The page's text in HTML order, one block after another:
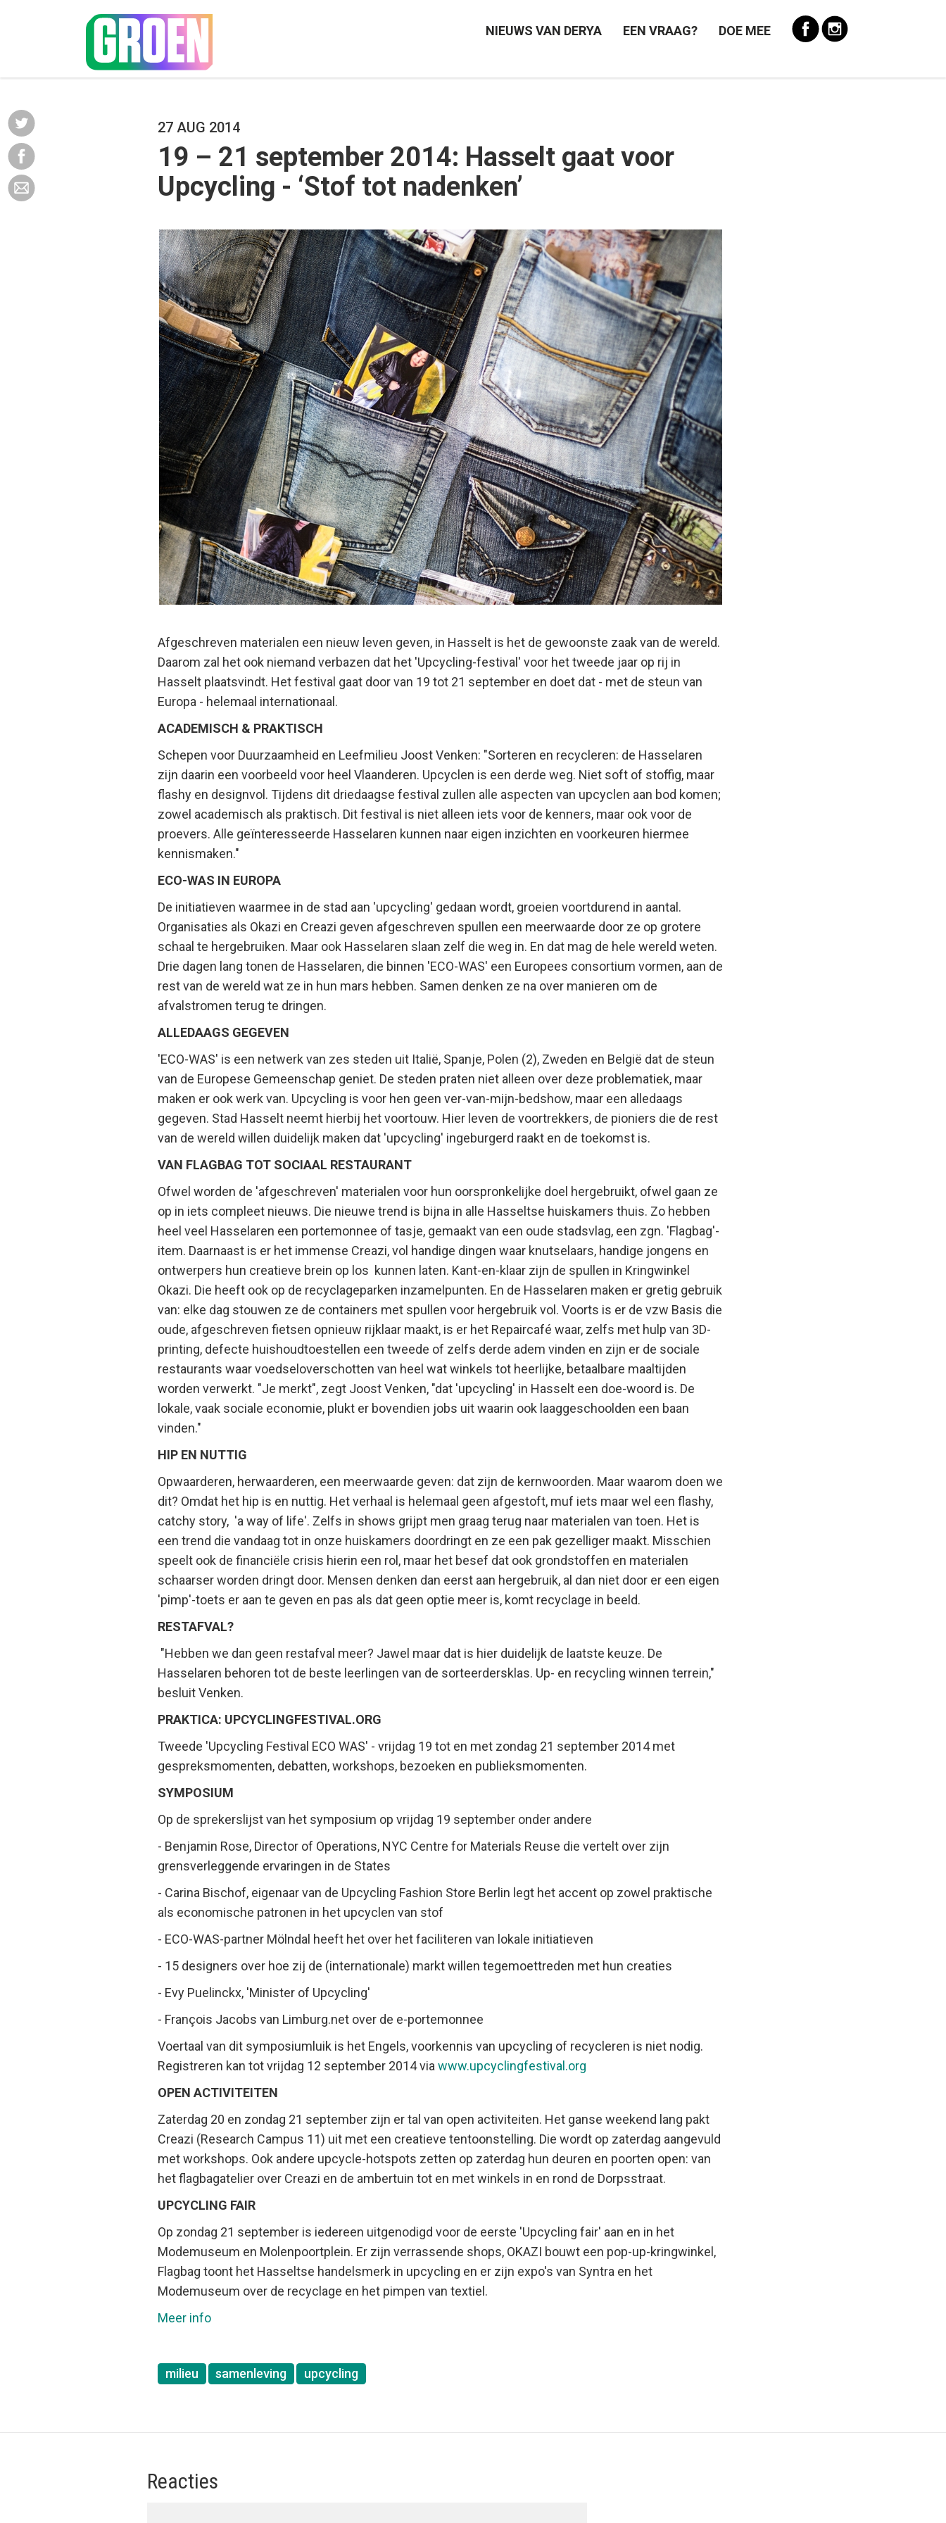
NIEUWS VAN DERYA EEN VRAAG? DOE MEE
27 AUG 2014
19 – 21 september 2014: Hasselt gaat voor
Upcycling - ‘Stof tot nadenken’
Afgeschreven materialen een nieuw leven geven, in Hasselt is het de gewoonste zaak van de wereld.
Daarom zal het ook niemand verbazen dat het 'Upcycling-festival' voor het tweede jaar op rij in
Hasselt plaatsvindt. Het festival gaat door van 19 tot 21 september en doet dat - met de steun van
Europa - helemaal internationaal.
ACADEMISCH & PRAKTISCH
Schepen voor Duurzaamheid en Leefmilieu Joost Venken: "Sorteren en recycleren: de Hasselaren
zijn daarin een voorbeeld voor heel Vlaanderen. Upcyclen is een derde weg. Niet soft of stoffig, maar
flashy en designvol. Tijdens dit driedaagse festival zullen alle aspecten van upcyclen aan bod komen;
zowel academisch als praktisch. Dit festival is niet alleen iets voor de kenners, maar ook voor de
proevers. Alle geïnteresseerde Hasselaren kunnen naar eigen inzichten en voorkeuren hiermee
kennismaken."
ECO-WAS IN EUROPA
De initiatieven waarmee in de stad aan 'upcycling' gedaan wordt, groeien voortdurend in aantal.
Organisaties als Okazi en Creazi geven afgeschreven spullen een meerwaarde door ze op grotere
schaal te hergebruiken. Maar ook Hasselaren slaan zelf die weg in. En dat mag de hele wereld weten.
Drie dagen lang tonen de Hasselaren, die binnen 'ECO-WAS' een Europees consortium vormen, aan de
rest van de wereld wat ze in hun mars hebben. Samen denken ze na over manieren om de
afvalstromen terug te dringen.
ALLEDAAGS GEGEVEN
'ECO-WAS' is een netwerk van zes steden uit Italië, Spanje, Polen (2), Zweden en België dat de steun
van de Europese Gemeenschap geniet. De steden praten niet alleen over deze problematiek, maar
maken er ook werk van. Upcycling is voor hen geen ver-van-mijn-bedshow, maar een alledaags
gegeven. Stad Hasselt neemt hierbij het voortouw. Hier leven de voortrekkers, de pioniers die de rest
van de wereld willen duidelijk maken dat 'upcycling' ingeburgerd raakt en de toekomst is.
VAN FLAGBAG TOT SOCIAAL RESTAURANT
Ofwel worden de 'afgeschreven' materialen voor hun oorspronkelijke doel hergebruikt, ofwel gaan ze
op in iets compleet nieuws. Die nieuwe trend is bijna in alle Hasseltse huiskamers thuis. Zo hebben
heel veel Hasselaren een portemonnee of tasje, gemaakt van een oude stadsvlag, een zgn. 'Flagbag'-
item. Daarnaast is er het immense Creazi, vol handige dingen waar knutselaars, handige jongens en
ontwerpers hun creatieve brein op los kunnen laten. Kant-en-klaar zijn de spullen in Kringwinkel
Okazi. Die heeft ook op de recyclageparken inzamelpunten. En de Hasselaren maken er gretig gebruik
van: elke dag stouwen ze de containers met spullen voor hergebruik vol. Voorts is er de vzw Basis die
oude, afgeschreven fietsen opnieuw rijklaar maakt, is er het Repaircafé waar, zelfs met hulp van 3D-
printing, defecte huishoudtoestellen een tweede of zelfs derde adem vinden en zijn er de sociale
restaurants waar voedseloverschotten van heel wat winkels tot heerlijke, betaalbare maaltijden
worden verwerkt. "Je merkt", zegt Joost Venken, "dat 'upcycling' in Hasselt een doe-woord is. De
lokale, vaak sociale economie, plukt er bovendien jobs uit waarin ook laaggeschoolden een baan
vinden."
HIP EN NUTTIG
Opwaarderen, herwaarderen, een meerwaarde geven: dat zijn de kernwoorden. Maar waarom doen we
dit? Omdat het hip is en nuttig. Het verhaal is helemaal geen afgestoft, muf iets maar wel een flashy,
catchy story, 'a way of life'. Zelfs in shows grijpt men graag terug naar materialen van toen. Het is
een trend die vandaag tot in onze huiskamers doordringt en ze een pak gezelliger maakt. Misschien
speelt ook de financiële crisis hierin een rol, maar het besef dat ook grondstoffen en materialen
schaarser worden dringt door. Mensen denken dan eerst aan hergebruik, al dan niet door er een eigen
'pimp'-toets er aan te geven en pas als dat geen optie meer is, komt recyclage in beeld.
RESTAFVAL?
"Hebben we dan geen restafval meer? Jawel maar dat is hier duidelijk de laatste keuze. De
Hasselaren behoren tot de beste leerlingen van de sorteerdersklas. Up- en recycling winnen terrein,"
besluit Venken.
PRAKTICA: UPCYCLINGFESTIVAL.ORG
Tweede 'Upcycling Festival ECO WAS' - vrijdag 19 tot en met zondag 21 september 2014 met
gespreksmomenten, debatten, workshops, bezoeken en publieksmomenten.
SYMPOSIUM
Op de sprekerslijst van het symposium op vrijdag 19 september onder andere
- Benjamin Rose, Director of Operations, NYC Centre for Materials Reuse die vertelt over zijn
grensverleggende ervaringen in de States
- Carina Bischof, eigenaar van de Upcycling Fashion Store Berlin legt het accent op zowel praktische
als economische patronen in het upcyclen van stof
- ECO-WAS-partner Mölndal heeft het over het faciliteren van lokale initiatieven
- 15 designers over hoe zij de (internationale) markt willen tegemoettreden met hun creaties
- Evy Puelinckx, 'Minister of Upcycling'
- François Jacobs van Limburg.net over de e-portemonnee
Voertaal van dit symposiumluik is het Engels, voorkennis van upcycling of recycleren is niet nodig.
Registreren kan tot vrijdag 12 september 2014 viawww.upcyclingfestival.org
OPEN ACTIVITEITEN
Zaterdag 20 en zondag 21 september zijn er tal van open activiteiten. Het ganse weekend lang pakt
Creazi (Research Campus 11) uit met een creatieve tentoonstelling. Die wordt op zaterdag aangevuld
met workshops. Ook andere upcycle-hotspots zetten op zaterdag hun deuren en poorten open: van
het flagbagatelier over Creazi en de ambertuin tot en met winkels in en rond de Dorpsstraat.
UPCYCLING FAIR
Op zondag 21 september is iedereen uitgenodigd voor de eerste 'Upcycling fair' aan en in het
Modemuseum en Molenpoortplein. Er zijn verrassende shops, OKAZI bouwt een pop-up-kringwinkel,
Flagbag toont het Hasseltse handelsmerk in upcycling en er zijn expo's van Syntra en het
Modemuseum over de recyclage en het pimpen van textiel.
Meer info
milieu samenleving upcycling
Reacties